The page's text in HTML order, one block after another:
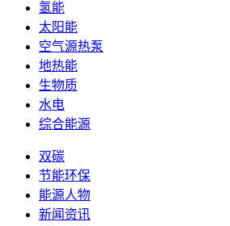
氢能
太阳能
空气源热泵
地热能
生物质
水电
综合能源
双碳
节能环保
能源人物
新闻资讯